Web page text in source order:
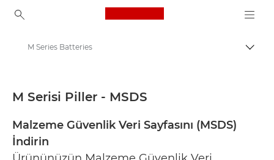
Canon Logo, back to
İçerik
Güvenlik veri sayfaları
M Series Batteries
M Serisi Piller - MSDS
Malzeme Güvenlik Veri Sayfasını (MSDS)
İndirin